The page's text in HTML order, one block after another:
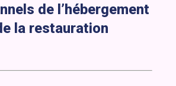
de l’hébergement
la restauration